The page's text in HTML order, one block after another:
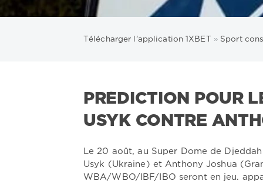
Télécharger l'application 1XBET » Sport
PRÉDICTION POUR
USYK CONTRE
Le 20 août, au Super Dome de
Usyk (Ukraine) et Anthony Joshua
WBA/WBO/IBF/IBO seront en jeu.